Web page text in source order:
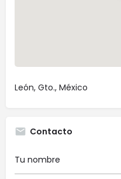
León, Gto., México
Contacto